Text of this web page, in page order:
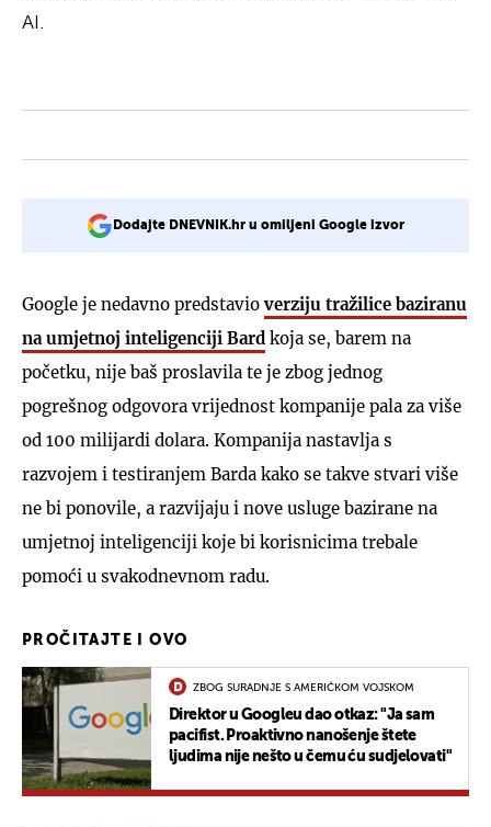
AI.
Dodajte DNEVNIK.hr u omiljeni Google izvor
Google je nedavno predstavioverziju tražilice baziranu
na umjetnoj inteligenciji Bard koja se, barem na
početku, nije baš proslavila te je zbog jednog
pogrešnog odgovora vrijednost kompanije pala za više
od 100 milijardi dolara. Kompanija nastavlja s
razvojem i testiranjem Barda kako se takve stvari više
ne bi ponovile, a razvijaju i nove usluge bazirane na
umjetnoj inteligenciji koje bi korisnicima trebale
pomoći u svakodnevnom radu.
PROČITAJTE I OVO
ZBOG SURADNJE S AMERIČKOM VOJSKOM
Direktor u Googleu dao otkaz: "Ja sam
pacifist. Proaktivno nanošenje štete
ljudima nije nešto u čemu ću sudjelovati"